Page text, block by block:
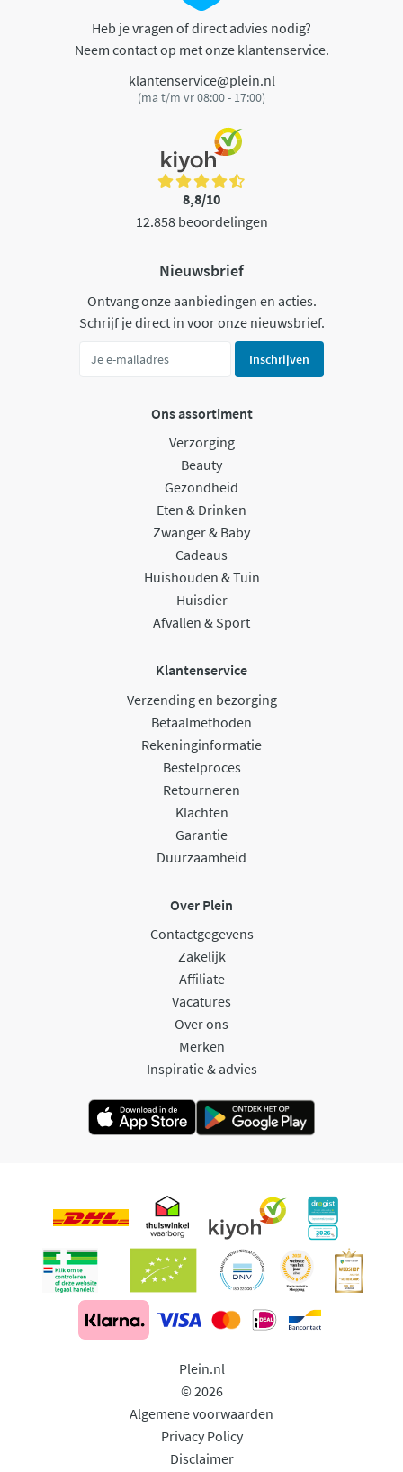
Heb je vragen of direct advies nodig?
Neem contact op met onze klantenservice.
klantenservice@plein.nl
(ma t/m vr 08:00 - 17:00)
8,8/10
12.858 beoordelingen
Nieuwsbrief
Ontvang onze aanbiedingen en acties.
Schrijf je direct in voor onze nieuwsbrief.
Inschrijven
Ons assortiment
Verzorging
Beauty
Gezondheid
Eten & Drinken
Zwanger & Baby
Cadeaus
Huishouden & Tuin
Huisdier
Afvallen & Sport
Klantenservice
Verzending en bezorging
Betaalmethoden
Rekeninginformatie
Bestelproces
Retourneren
Klachten
Garantie
Duurzaamheid
Over Plein
Contactgegevens
Zakelijk
Affiliate
Vacatures
Over ons
Merken
Inspiratie & advies
Plein.nl
© 2026
Algemene voorwaarden
Privacy Policy
Disclaimer